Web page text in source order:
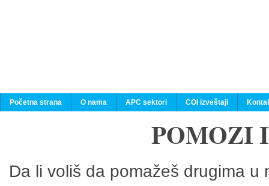
Početna strana O nama APC sektori COI izveštaji
POMOZI
Da li voliš da pomažeš drugima